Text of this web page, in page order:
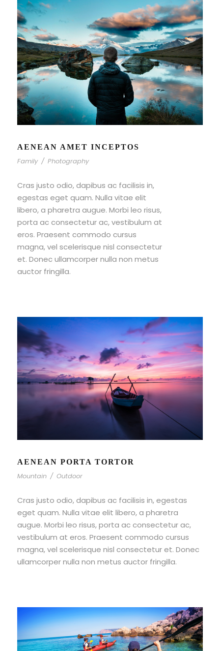
AENEAN AMET INCEPTOS
Family / Photography
Cras justo odio, dapibus ac facilisis in,
egestas eget quam. Nulla vitae elit
libero, a pharetra augue. Morbi leo risus,
porta ac consectetur ac, vestibulum at
eros. Praesent commodo cursus
magna, vel scelerisque nisl consectetur
et. Donec ullamcorper nulla non metus
auctor fringilla.
AENEAN PORTA TORTOR
Mountain / Outdoor
Cras justo odio, dapibus ac facilisis in, egestas
eget quam. Nulla vitae elit libero, a pharetra
augue. Morbi leo risus, porta ac consectetur ac,
vestibulum at eros. Praesent commodo cursus
magna, vel scelerisque nisl consectetur et. Donec
ullamcorper nulla non metus auctor fringilla.